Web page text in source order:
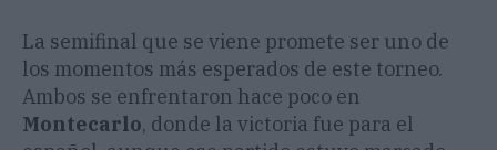
La semifinal que se viene promete ser uno de
los momentos más esperados de este torneo.
Ambos se enfrentaron hace poco en
Montecarlo, donde la victoria fue para el